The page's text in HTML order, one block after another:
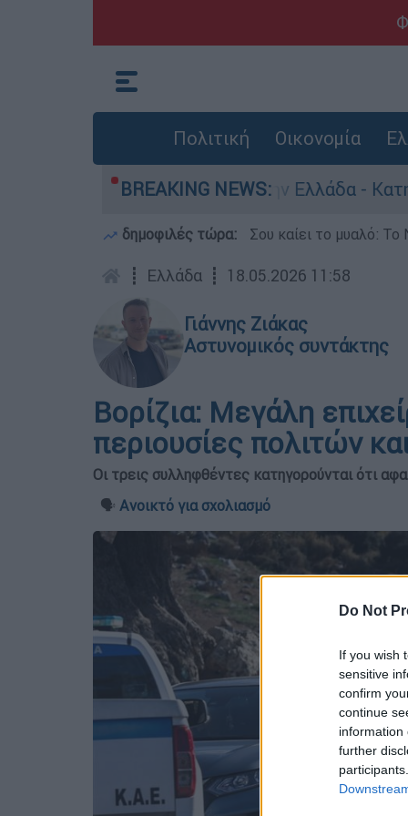
Do Not
If you wish
sensitive
confirm
continue
information
further
Πολιτική Οικονομία
BREAKING NEWS:
για ανθρωποκτονίες στην Ελλάδα -
δημοφιλές τώρα: Σου καίει το μυαλό:
┋ Ελλάδα ┋ 18.05.2026 11:58
Γιάννης Ζιάκας
Αστυνομικός συντάκτης
Βορίζια: Μεγάλη
περιουσίες πολιτών
Οι τρεις συλληφθέντες κατηγορούνται ότι
🗣️ Ανοικτό για σχολιασμό